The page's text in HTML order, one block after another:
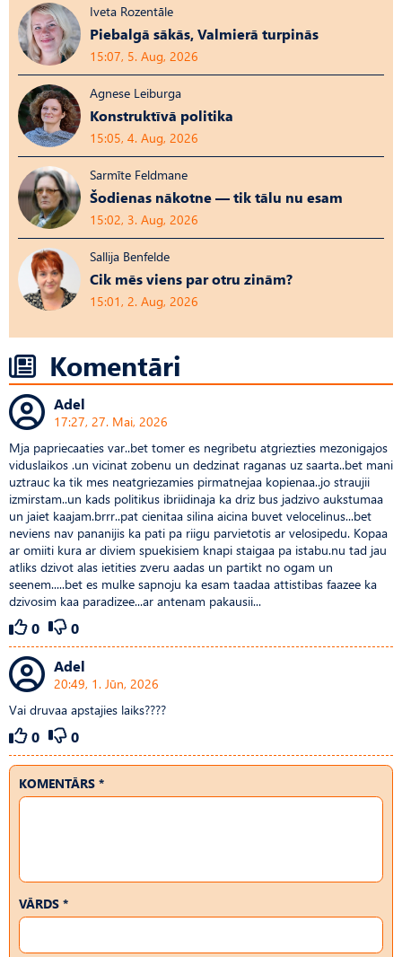
Iveta Rozentāle
Piebalgā sākās, Valmierā turpinās
15:07, 5. Aug, 2026
Agnese Leiburga
Konstruktīvā politika
15:05, 4. Aug, 2026
Sarmīte Feldmane
Šodienas nākotne — tik tālu nu esam
15:02, 3. Aug, 2026
Sallija Benfelde
Cik mēs viens par otru zinām?
15:01, 2. Aug, 2026
Komentāri
Adel
17:27, 27. Mai, 2026
Mja papriecaaties var..bet tomer es negribetu atgriezties mezonigajos
viduslaikos .un vicinat zobenu un dedzinat raganas uz saarta..bet mani
uztrauc ka tik mes neatgriezamies pirmatnejaa kopienaa..jo straujii
izmirstam..un kads politikus ibriidinaja ka driz bus jadzivo aukstumaa
un jaiet kaajam.brrr..pat cienitaa silina aicina buvet velocelinus...bet
neviens nav pananijis ka pati pa riigu parvietotis ar velosipedu. Kopaa
ar omiiti kura ar diviem spuekisiem knapi staigaa pa istabu.nu tad jau
atliks dzivot alas ietities zveru aadas un partikt no ogam un
seenem.....bet es mulke sapnoju ka esam taadaa attistibas faazee ka
dzivosim kaa paradizee...ar antenam pakausii...
0
0
Adel
20:49, 1. Jūn, 2026
Vai druvaa apstajies laiks????
0 0
KOMENTĀRS *
VĀRDS *